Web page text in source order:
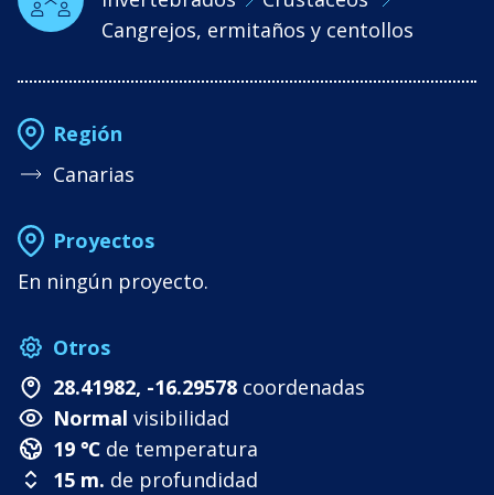
Cangrejos, ermitaños y centollos
Región
Canarias
Proyectos
En ningún proyecto.
Otros
28.41982, -16.29578 coordenadas
Normal visibilidad
19 ℃ de temperatura
15 m. de profundidad